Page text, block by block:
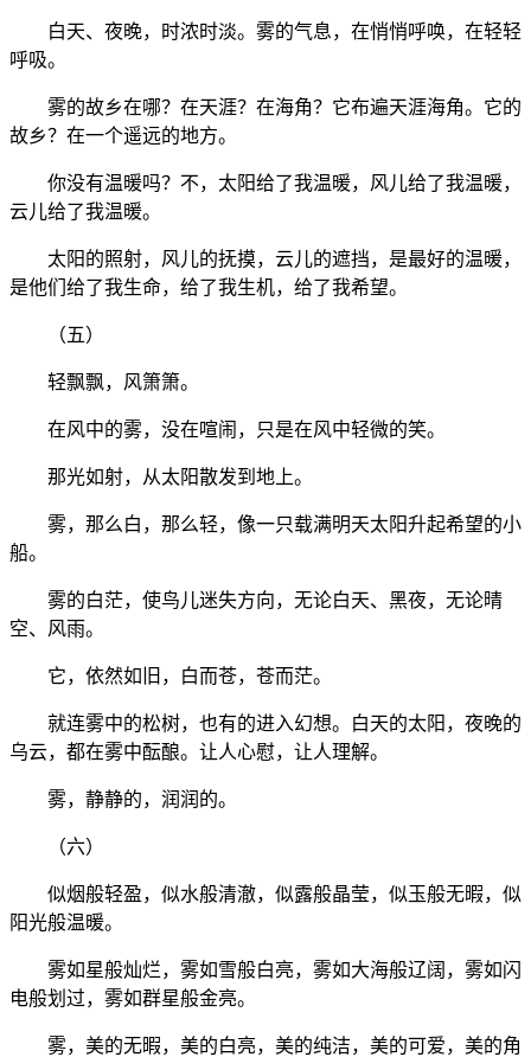
白天、夜晚，时浓时淡。雾的气息，在悄悄呼唤，在轻轻
呼吸。
雾的故乡在哪？在天涯？在海角？它布遍天涯海角。它的
故乡？在一个遥远的地方。
你没有温暖吗？不，太阳给了我温暖，风儿给了我温暖，
云儿给了我温暖。
太阳的照射，风儿的抚摸，云儿的遮挡，是最好的温暖，
是他们给了我生命，给了我生机，给了我希望。
（五）
轻飘飘，风箫箫。
在风中的雾，没在喧闹，只是在风中轻微的笑。
那光如射，从太阳散发到地上。
雾，那么白，那么轻，像一只载满明天太阳升起希望的小
船。
雾的白茫，使鸟儿迷失方向，无论白天、黑夜，无论晴
空、风雨。
它，依然如旧，白而苍，苍而茫。
就连雾中的松树，也有的进入幻想。白天的太阳，夜晚的
乌云，都在雾中酝酿。让人心慰，让人理解。
雾，静静的，润润的。
（六）
似烟般轻盈，似水般清澈，似露般晶莹，似玉般无暇，似
阳光般温暖。
雾如星般灿烂，雾如雪般白亮，雾如大海般辽阔，雾如闪
电般划过，雾如群星般金亮。
雾，美的无暇，美的白亮，美的纯洁，美的可爱，美的角